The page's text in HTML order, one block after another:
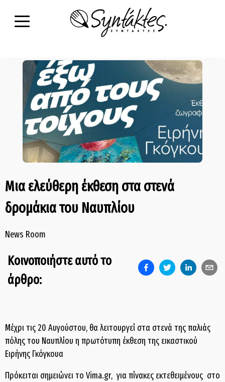
Μια ελεύθερη έκθεση στα στενά
δρομάκια του Ναυπλίου
News Room
Κοινοποιήστε αυτό το
άρθρο:
Μέχρι τις 20 Αυγούστου, θα λειτουργεί στα στενά της παλιάς
πόλης του Ναυπλίου η πρωτότυπη έκθεση της εικαστικού
Ειρήνης Γκόγκουα
Πρόκειται σημειώνει το Vima.gr, για πίνακες εκτεθειμένους στο